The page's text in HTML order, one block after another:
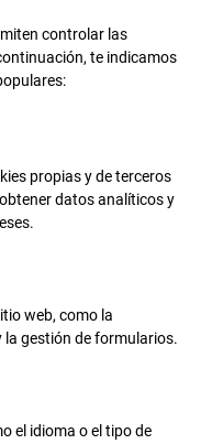
controlar las
te indicamos
propias y de terceros
datos analíticos y
web, como la
la gestión de formularios.
el idioma o el tipo de